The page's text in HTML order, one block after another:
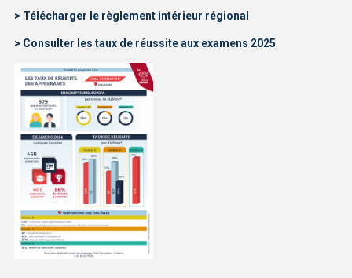
> Télécharger le règlement intérieur régional
> Consulter les taux de réussite aux examens 2025